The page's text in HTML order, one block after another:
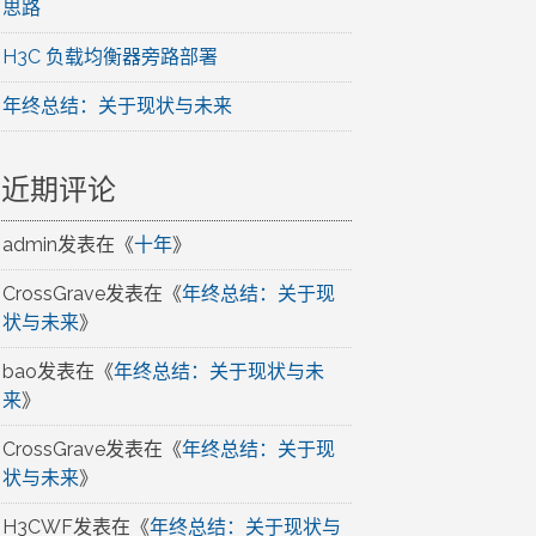
思路
H3C 负载均衡器旁路部署
年终总结：关于现状与未来
近期评论
admin发表在《十年》
CrossGrave发表在《年终总结：关于现
状与未来》
bao发表在《年终总结：关于现状与未
来》
CrossGrave发表在《年终总结：关于现
状与未来》
H3CWF发表在《年终总结：关于现状与